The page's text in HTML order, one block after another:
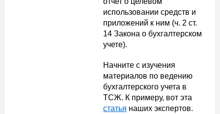
использовании средств и
приложений к ним (ч. 2 ст.
14 Закона о бухгалтерском
учете).
Начните с изучения
материалов по ведению
бухгалтерского учета в
ТСЖ. К примеру, вот эта
статья наших экспертов.